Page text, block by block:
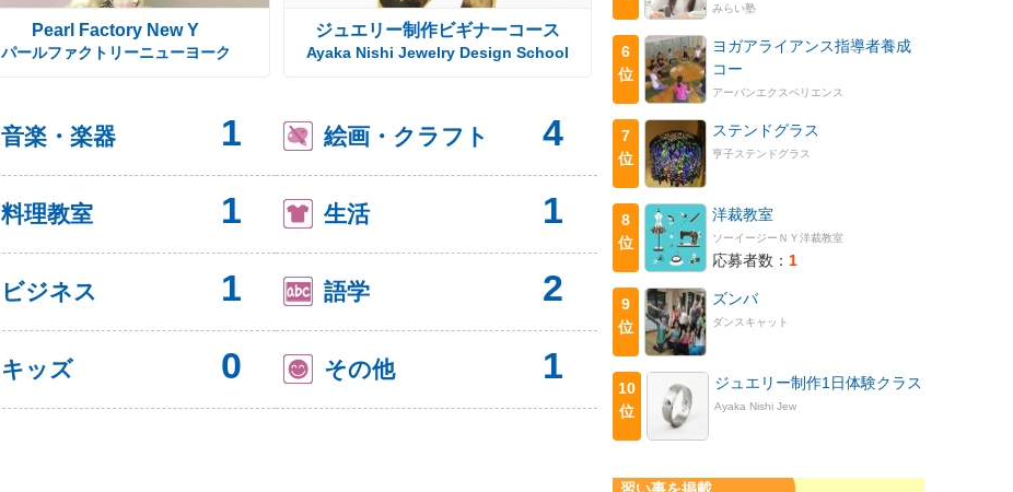
Pearl Factory New Y
パールファクトリーニューヨーク
ジュエリー制作ビギナーコース
Ayaka Nishi Jewelry Design School
音楽・楽器 1 絵画・クラフト 4
料理教室 1 生活 1
ビジネス 1 語学 2
キッズ 0 その他 1
みらい塾
6
位
ヨガアライアンス指導者養成
コー
アーバンエクスペリエンス
7
位
ステンドグラス
亨子ステンドグラス
8
位
洋裁教室
ソーイージーＮＹ洋裁教室
応募者数： 1
9
位
ズンバ
ダンスキャット
10
位
ジュエリー制作1日体験クラス
Ayaka Nishi Jew